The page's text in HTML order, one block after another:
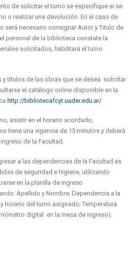
de solicitar el turno se especifique si se
o realizar una devolución. En el caso de
será necesario consignar Autor y Titulo de
personal de la biblioteca constate la
solicitados, habilitará el turno
y títulos de las obras que se desea solicitar
el catálogo online disponible en la
http://bibliotecafcyt.uader.edu.ar/
asistir en el horario acordado,
tiene una vigencia de 15 minutos y deberá
de la Facultad.
a las dependencias de la Facultad es
de seguridad e higiene, utilizando
en la planilla de ingreso
Apellido y Nombre; Dependencia a la
horario del turno asignado; Temperatura
digital en la mesa de ingreso).